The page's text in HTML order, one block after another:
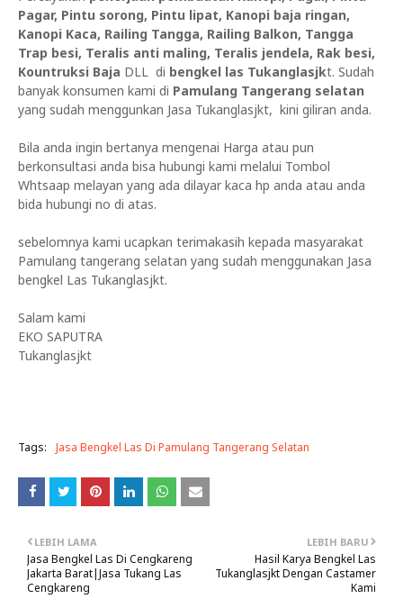
Pagar, Pintu sorong, Pintu lipat, Kanopi baja ringan,
Kanopi Kaca, Railing Tangga, Railing Balkon, Tangga
Trap besi, Teralis anti maling, Teralis jendela, Rak besi,
Kountruksi Baja DLL di bengkel las Tukanglasjkt. Sudah
banyak konsumen kami di Pamulang Tangerang selatan
yang sudah menggunkan Jasa Tukanglasjkt, kini giliran anda.
Bila anda ingin bertanya mengenai Harga atau pun
berkonsultasi anda bisa hubungi kami melalui Tombol
Whtsaap melayan yang ada dilayar kaca hp anda atau anda
bida hubungi no di atas.
sebelomnya kami ucapkan terimakasih kepada masyarakat
Pamulang tangerang selatan yang sudah menggunakan Jasa
bengkel Las Tukanglasjkt.
Salam kami
EKO SAPUTRA
Tukanglasjkt
Tags: Jasa Bengkel Las Di Pamulang Tangerang Selatan
LEBIH BARU
Hasil Karya Bengkel Las
Tukanglasjkt Dengan Castamer
Kami
LEBIH LAMA
Jasa Bengkel Las Di Cengkareng
Jakarta Barat|Jasa Tukang Las
Cengkareng